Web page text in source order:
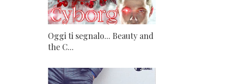
Oggi ti segnalo... Beauty and
the C...